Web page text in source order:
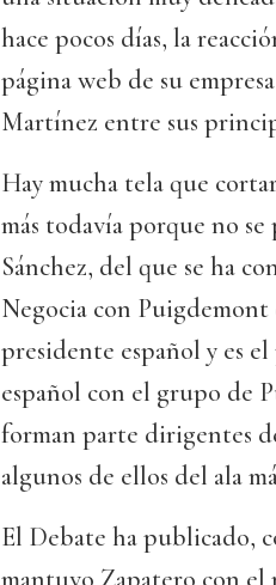
hace pocos días, la
página web de su
Martínez entre sus
Hay mucha tela que
más todavía porque no
Sánchez, del que se ha
Negocia con Puigdemont
presidente español y es
español con el grupo de
forman parte dirigentes
algunos de ellos del ala
El Debate ha publicado,